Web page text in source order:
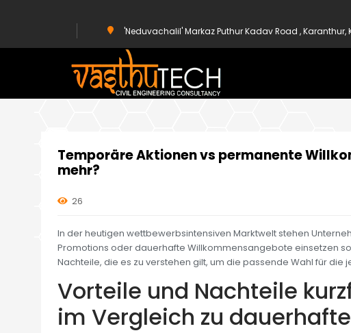
'Neduvachalil' Markaz Puthur Kadav Road ,
UNCATEGORIZED TEMPORÄRE AKTIONEN VS PERMANENTE
Temporäre Aktionen vs permanente
mehr?
26
In der heutigen wettbewerbsintensiven Marktwelt stehen
Promotions oder dauerhafte Willkommensangebote einsetzen
Nachteile, die es zu verstehen gilt, um die passende Wahl für die
Vorteile und Nachteile
im Vergleich zu